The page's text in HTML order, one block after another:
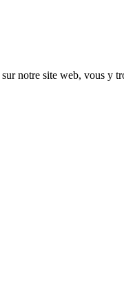
sur notre site web, vous y